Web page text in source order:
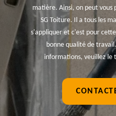
matière. Ainsi, on peut vous
SG Toiture. Il a tous les
s'appliquer et c'est pour
bonne qualité de
informations, veuillez